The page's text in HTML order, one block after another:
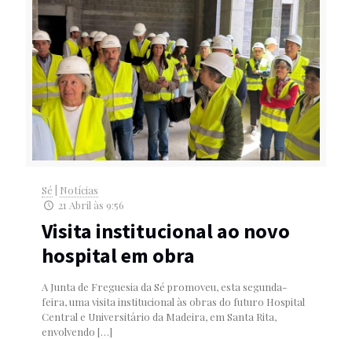
Sé
Notícias
21 Abril às 9:56
Visita institucional ao novo
hospital em obra
A Junta de Freguesia da Sé promoveu, esta segunda-
feira, uma visita institucional às obras do futuro Hospital
Central e Universitário da Madeira, em Santa Rita,
envolvendo […]